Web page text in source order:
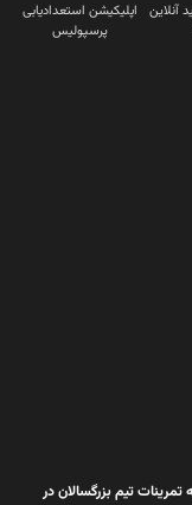
آنلاین
اپلیکیشن استعدادیابی
پرسپولیس
تیم بزرگسالان در